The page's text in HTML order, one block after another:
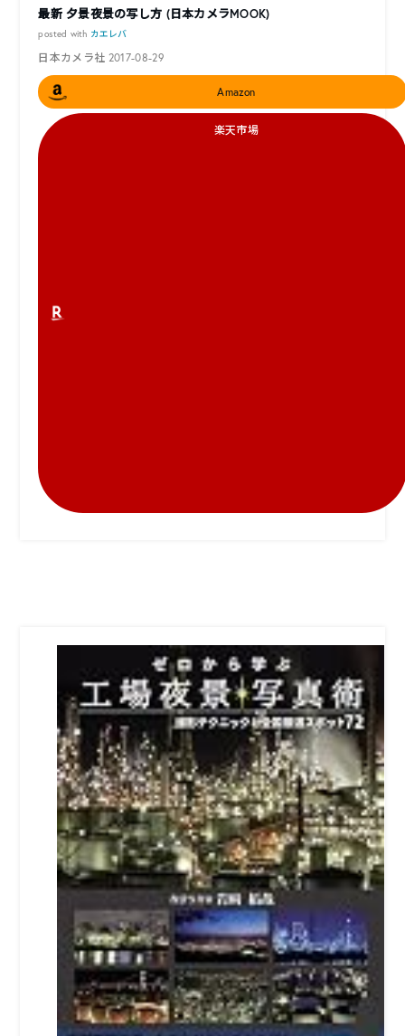
最新 夕景夜景の写し方 (日本カメラMOOK)
posted with カエレバ
日本カメラ社 2017-08-29
Amazon
楽天市場